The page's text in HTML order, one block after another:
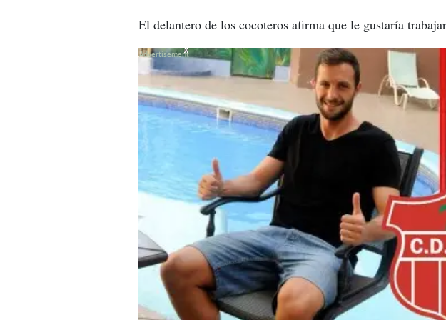
El delantero de los cocoteros afirma que le gustaría
X
X
X
X
X